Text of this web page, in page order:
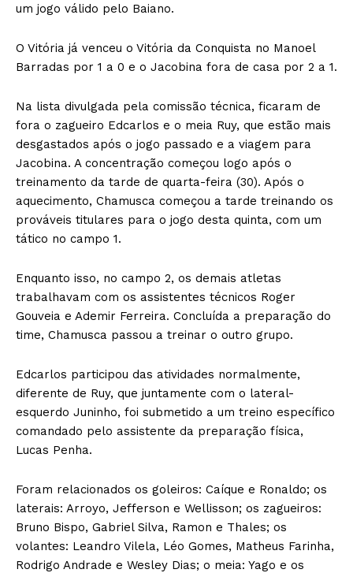
um jogo válido pelo Baiano.
O Vitória já venceu o Vitória da Conquista no Manoel
Barradas por 1 a 0 e o Jacobina fora de casa por 2 a 1.
Na lista divulgada pela comissão técnica, ficaram de
fora o zagueiro Edcarlos e o meia Ruy, que estão mais
desgastados após o jogo passado e a viagem para
Jacobina. A concentração começou logo após o
treinamento da tarde de quarta-feira (30). Após o
aquecimento, Chamusca começou a tarde treinando os
prováveis titulares para o jogo desta quinta, com um
tático no campo 1.
Enquanto isso, no campo 2, os demais atletas
trabalhavam com os assistentes técnicos Roger
Gouveia e Ademir Ferreira. Concluída a preparação do
time, Chamusca passou a treinar o outro grupo.
Edcarlos participou das atividades normalmente,
diferente de Ruy, que juntamente com o lateral-
esquerdo Juninho, foi submetido a um treino específico
comandado pelo assistente da preparação física,
Lucas Penha.
Foram relacionados os goleiros: Caíque e Ronaldo; os
laterais: Arroyo, Jefferson e Wellisson; os zagueiros:
Bruno Bispo, Gabriel Silva, Ramon e Thales; os
volantes: Leandro Vilela, Léo Gomes, Matheus Farinha,
Rodrigo Andrade e Wesley Dias; o meia: Yago e os